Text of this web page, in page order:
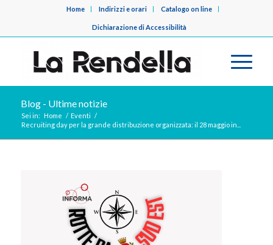
Home Indirizzi e orari Catalogo on line
Dichiarazione di Accessibilità
Blog - Ultime notizie
Sei in: Home / Eventi /
Recruiting day per la grande distribuzione organizzata: il 28 maggio in...